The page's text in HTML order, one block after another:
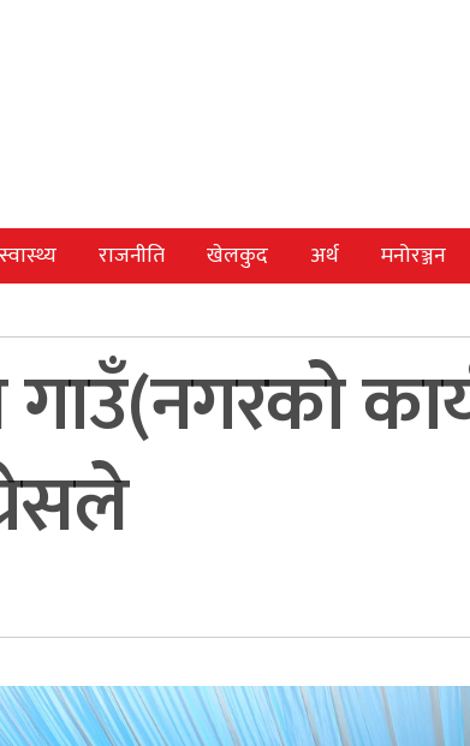
स्वास्थ्य राजनीति खेलकुद अर्थ मनोरञ्जन